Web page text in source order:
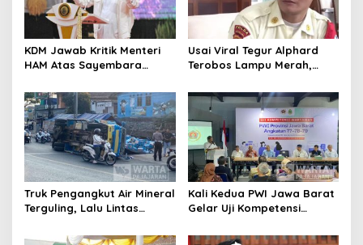
KDM Jawab Kritik Menteri
HAM Atas Sayembara
Pelaku Kejahatan
Usai Viral Tegur Alphard
Terobos Lampu Merah,
Jadi Satpam Gedung Sate
Truk Pengangkut Air Mineral
Terguling, Lalu Lintas
Memadat
Kali Kedua PWI Jawa Barat
Gelar Uji Kompetensi